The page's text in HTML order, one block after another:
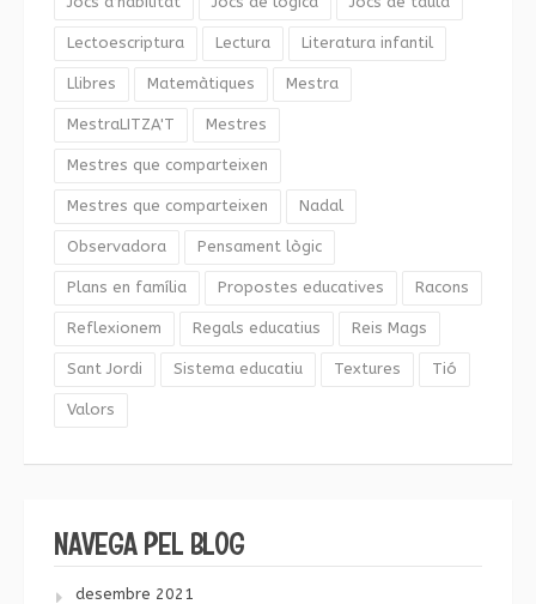
Lectoescriptura Lectura Literatura infantil
Llibres Matemàtiques Mestra
MestraLITZA'T Mestres
Mestres que comparteixen
Mestres que comparteixen Nadal
Observadora Pensament lògic
Plans en família Propostes educatives Racons
Reflexionem Regals educatius Reis Mags
Sant Jordi Sistema educatiu Textures Tió
Valors
NAVEGA PEL BLOG
desembre 2021